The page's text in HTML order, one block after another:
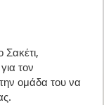
τον
ομάδα του να